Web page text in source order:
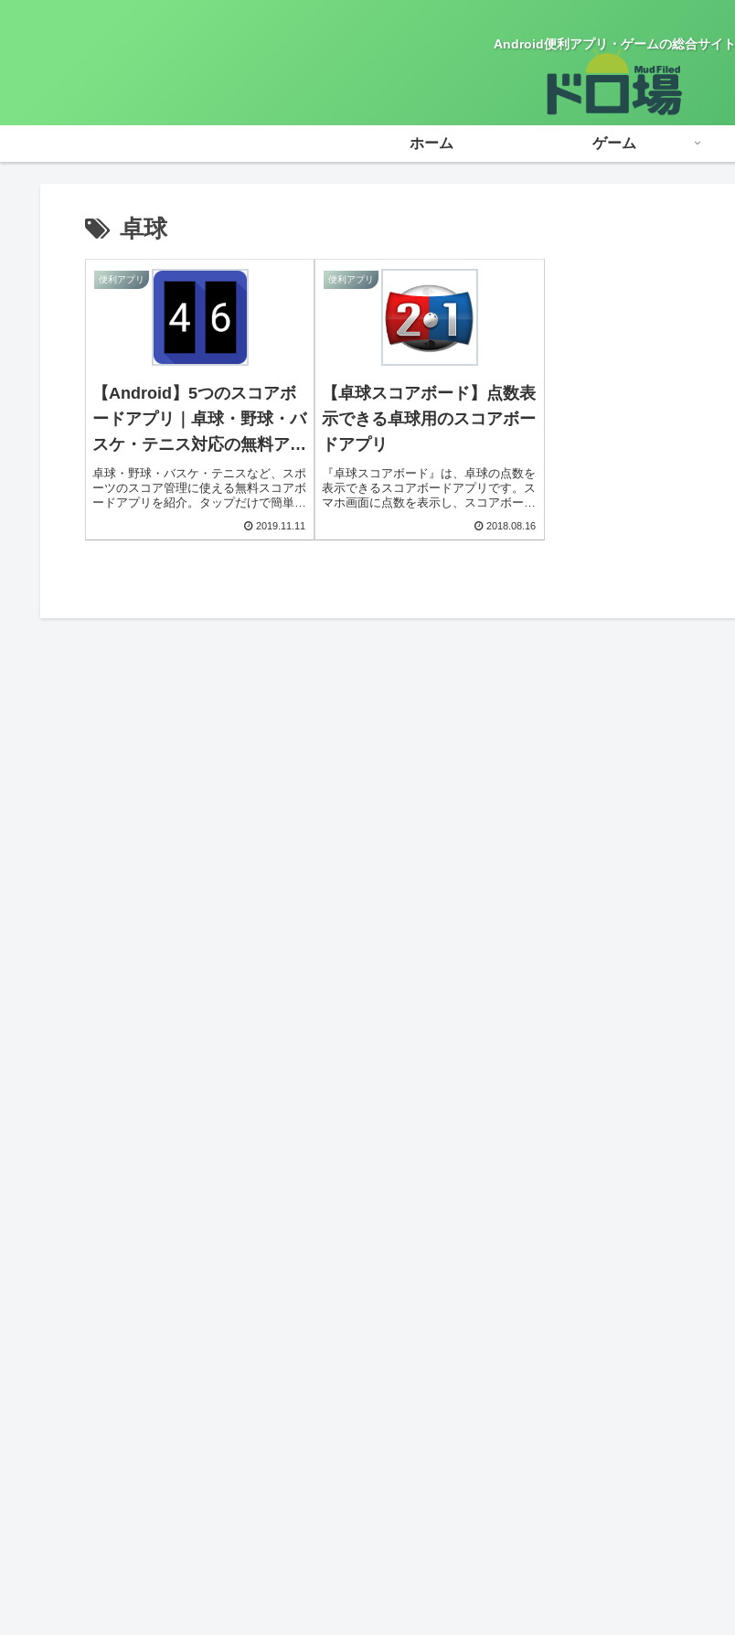
Android便利アプリ・ゲームの総合サイト
ホーム ゲーム
卓球
便利アプリ
【Android】5つのスコアボ
ードアプリ｜卓球・野球・バ
スケ・テニス対応の無料アプ
リまとめ
卓球・野球・バスケ・テニスなど、スポ
ーツのスコア管理に使える無料スコアボ
ードアプリを紹介。タップだけで簡単入
2019.11.11
便利アプリ
【卓球スコアボード】点数表
示できる卓球用のスコアボー
ドアプリ
『卓球スコアボード』は、卓球の点数を
表示できるスコアボードアプリです。ス
マホ画面に点数を表示し、スコアボード
覚えておく必要が無くなるので、試合に
2018.08.16